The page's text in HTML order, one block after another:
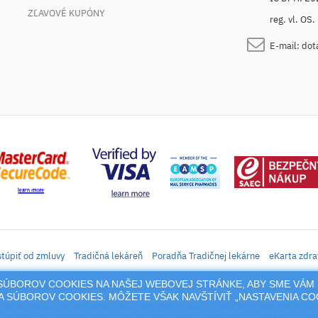
ZĽAVOVÉ KUPÓNY
reg. vl.
E-mail:
COOKIES NA NAŠEJ WEBOVEJ STRÁNKE, ABY SME
COOKIES. MÔŽETE VŠAK NAVŠTÍVIŤ „NASTAVENIA
od zmluvy Tradičná lekáreň Poradňa Tradičnej lekárne eKarta
liekov, vitamínov, výživových doplnkov, prípravkov s liečivým účinkom a kozmetiky.